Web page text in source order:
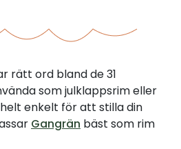
rätt ord bland de 31
som julklappsrim eller
enkelt för att stilla din
Gangrän bäst som rim